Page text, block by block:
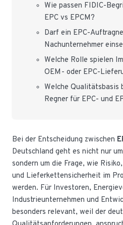
Wie passen FIDIC-
EPC vs EPCM?
Darf ein EPC-
Nachunternehmer
Welche Rolle spielen
OEM- oder EPC-
Welche Qualitätsbasis
Regner für EPC- und
Bei der Entscheidung zwischen
Deutschland geht es nicht nur
sondern um die Frage, wie
und Lieferkettensicherheit im
werden. Für Investoren,
Industrieunternehmen und
besonders relevant, weil der